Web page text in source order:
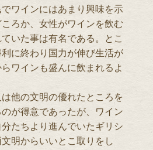
ワインにはあまり興味を示
ろか、女性がワインを飲む
いた事は有名である。とこ
に終わり国力が伸び生活が
ワインも盛んに飲まれるよ
他の文明の優れたところを
が得意であったが、ワイン
たちより進んでいたギリシ
明からいいとこ取りをし